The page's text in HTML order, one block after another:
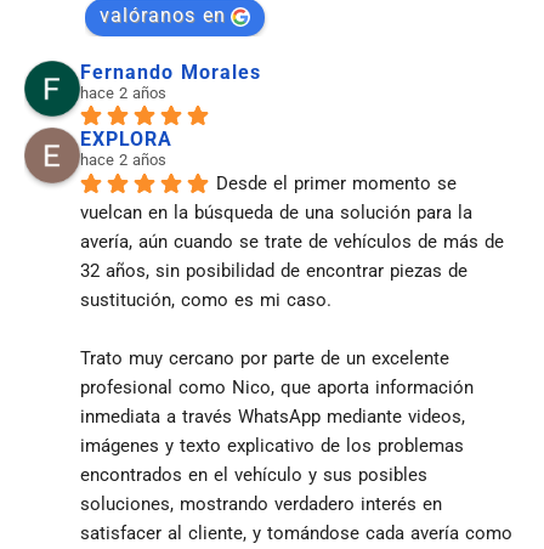
valóranos en
Fernando Morales
hace 2 años
EXPLORA
hace 2 años
Desde el primer momento se
vuelcan en la búsqueda de una solución para la
avería, aún cuando se trate de vehículos de más de
32 años, sin posibilidad de encontrar piezas de
sustitución, como es mi caso.
Trato muy cercano por parte de un excelente
profesional como Nico, que aporta información
inmediata a través WhatsApp mediante videos,
imágenes y texto explicativo de los problemas
encontrados en el vehículo y sus posibles
soluciones, mostrando verdadero interés en
satisfacer al cliente, y tomándose cada avería como